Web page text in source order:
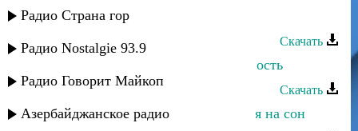
Радио Страна гор
Радио Nostalgie 93.9
Радио Говорит Майкоп
Азербайджанское радио
Зарема Гаджиева - Маюсь
Скачать
Зарема Гаджиева - Лебединая верность
Скачать
Зарема Гаджиева - Любовь похожая на сон